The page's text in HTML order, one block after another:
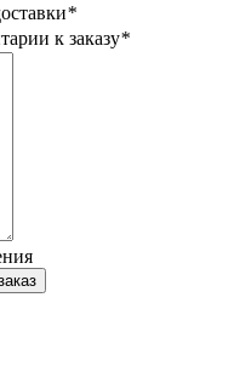
*
к заказу*